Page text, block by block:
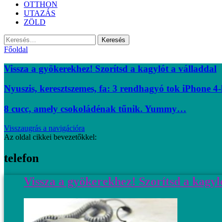
OTTHON
UTAZÁS
ZÖLD
Keresés:
Főoldal
Vissza a gyökerekhez! Szorítsd a kagylót a válladdal
Nyuszis, keresztszemes, fa: 3 rendhagyó tok iPhone
8 cucc, amely csokoládénak tűnik. Yummy…
Visszaugrás a navigációra
Az oldal cikkei bevezetőkkel:
telefon
Vissza a gyökerekhez! Szorítsd a